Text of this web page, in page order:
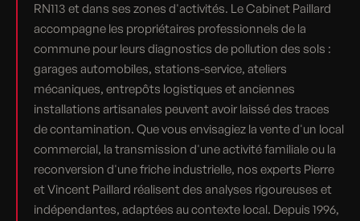
RN113 et dans ses zones d'activités. Le Cabinet Paillard
accompagne les propriétaires professionnels de la
commune pour leurs diagnostics de pollution des sols :
garages automobiles, stations-service, ateliers
mécaniques, entrepôts logistiques et anciennes
installations artisanales peuvent avoir laissé des traces
de contamination. Que vous envisagiez la vente d'un local
commercial, la transmission d'une activité familiale ou la
reconversion d'une friche industrielle, nos experts Pierre
et Vincent Paillard réalisent des analyses rigoureuses et
indépendantes, adaptées au contexte local. Depuis 1996,